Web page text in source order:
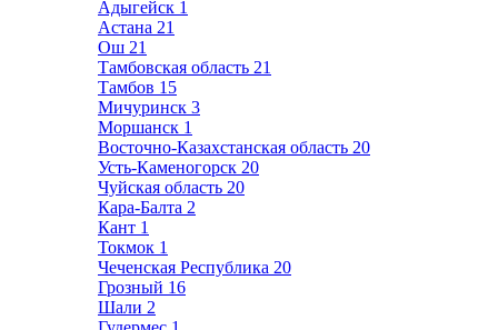
Адыгейск 1
Астана 21
Ош 21
Тамбовская область 21
Тамбов 15
Мичуринск 3
Моршанск 1
Восточно-Казахстанская область 20
Усть-Каменогорск 20
Чуйская область 20
Кара-Балта 2
Кант 1
Токмок 1
Чеченская Республика 20
Грозный 16
Шали 2